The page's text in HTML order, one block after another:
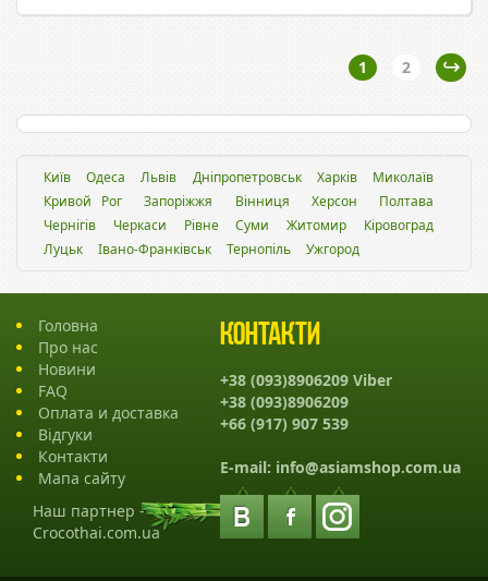
1 2
Київ Одеса Львiв Дніпропетровськ Харків
Миколаїв
Кривой Рог
Запоріжжя Вінниця Херсон
Полтава
Чернігів
Черкаси Рівне Суми Житомир
Кіровоград
Луцьк
Івано-Франківськ Тернопіль Ужгород
Головна
Про нас
Новини
FAQ
Оплата и доставка
Відгуки
Контакти
Мапа сайту
Наш партнер -
Crocothai.com.ua
Контакти
+38 (093)8906209 Viber
+38 (093)8906209
+66 (917) 907 539
E-mail: info@asiamshop.com.ua